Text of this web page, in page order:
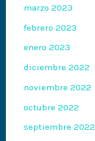
marzo 2023
febrero 2023
enero 2023
diciembre 2022
noviembre 2022
octubre 2022
septiembre 2022